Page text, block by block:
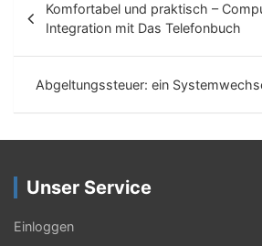
e
i
r
g
s
Komfortabel und praktisch –
Integration mit Das Telefonbuch
Abgeltungssteuer: ein
Unser Service
Einloggen